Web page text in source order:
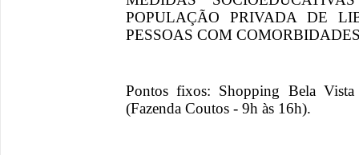
POPULAÇÃO PRIVADA DE
PESSOAS COM
Pontos fixos: Shopping Bela
(Fazenda Coutos - 9h às 16h).